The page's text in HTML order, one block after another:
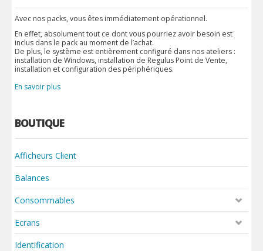
Avec nos packs, vous êtes immédiatement opérationnel.
En effet, absolument tout ce dont vous pourriez avoir besoin est
inclus dans le pack au moment de l’achat.
De plus, le système est entièrement configuré dans nos ateliers :
installation de Windows, installation de Regulus Point de Vente,
installation et configuration des périphériques.
En savoir plus
BOUTIQUE
Afficheurs Client
Balances
Consommables
Ecrans
Identification